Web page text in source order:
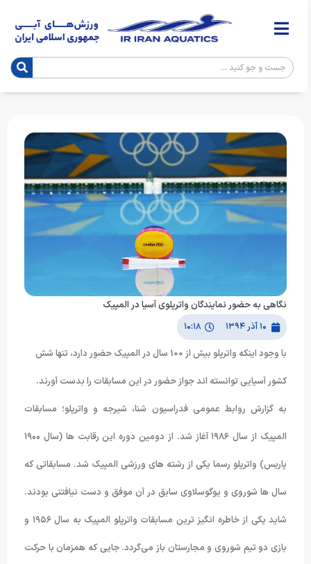
نگاهی به حضور نمایندگان واترپلوی آسیا در المپیک
۱۰ آذر ۱۳۹۴ ۱۰:۱۸
با وجود اینکه واترپلو بیش از 100 سال در المپیک حضور دارد، تنها شش
کشور آسیایی توانسته اند جواز حضور در این مسابقات را بدست آورند.
به گزارش روابط عمومی فدراسیون شنا، شیرجه و واترپلو؛ مسابقات
المپیک از سال ۱۹۸۶ آغاز شد. از دومین دوره این رقابت ها (سال ۱۹۰۰
پاریس) واترپلو رسما یکی از رشته های ورزشی المپیک شد. مسابقاتی که
سال ها شوروی و یوگوسلاوی سابق در آن موفق و دست نیافتنی بودند.
شاید یکی از خاطره انگیز ترین مسابقات واترپلو المپیک به سال ۱۹۵۶ و
بازی دو تیم شوروی و مجارستان باز می‌گردد. جایی که همزمان با حرکت